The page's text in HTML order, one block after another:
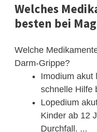
Welches
besten bei
Welche
Darm-Grippe?
Imodium akut
schnelle Hilfe
Lopedium
Kinder ab 12
Durchfall. ...